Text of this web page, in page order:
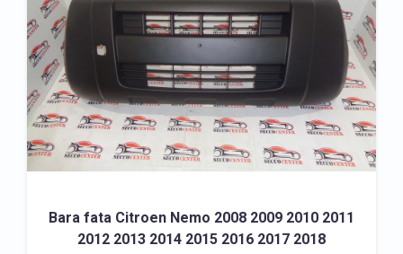
Bara fata Citroen Nemo 2008 2009 2010 2011
2012 2013 2014 2015 2016 2017 2018